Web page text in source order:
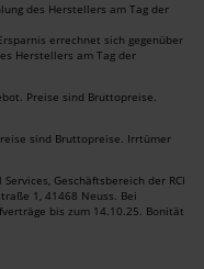
des Herstellers am Tag der
errechnet sich gegenüber
Herstellers am Tag der
Preise sind Bruttopreise.
sind Bruttopreise. Irrtümer
Geschäftsbereich der RCI
1, 41468 Neuss. Bei
bis zum 14.10.25. Bonität